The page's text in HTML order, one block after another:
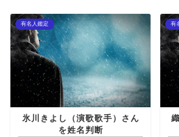
有名人鑑定
氷川きよし（演歌歌手）さん
を姓名判断
有